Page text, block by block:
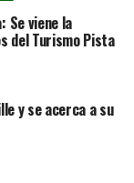
Se viene la
del Turismo Pista
y se acerca a su